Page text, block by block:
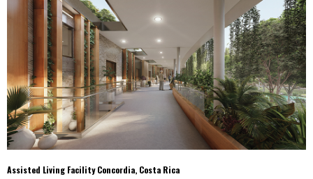
Assisted Living Facility Concordia, Costa Rica